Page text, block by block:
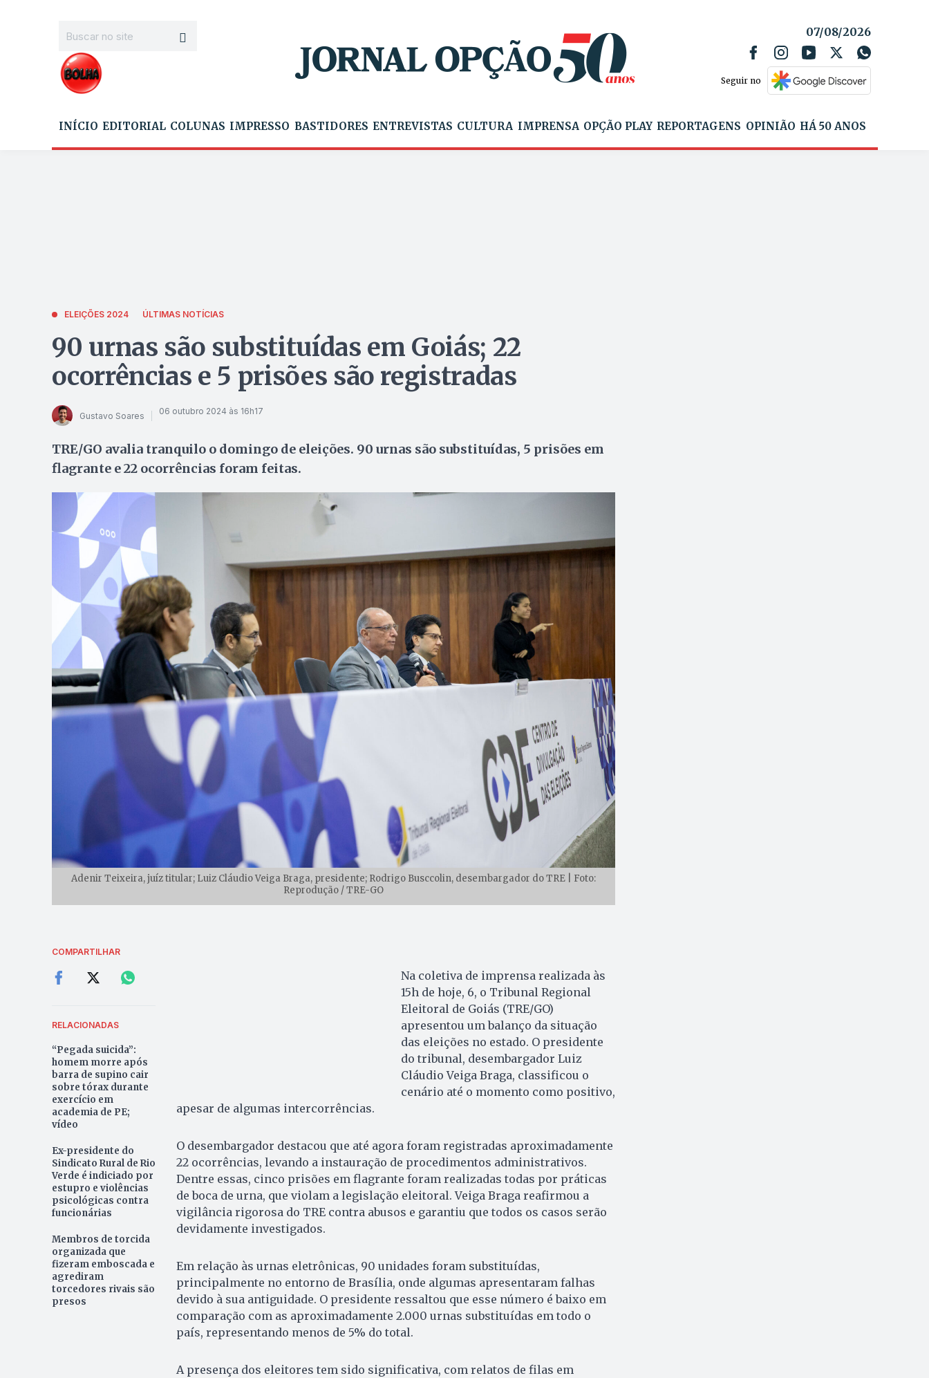
07/08/2026
Seguir no
INÍCIO EDITORIAL COLUNAS IMPRESSO BASTIDORES ENTREVISTAS CULTURA IMPRENSA OPÇÃO PLAY REPORTAGENS OPINIÃO HÁ 50 ANOS
ELEIÇÕES 2024 ÚLTIMAS NOTÍCIAS
90 urnas são substituídas em Goiás; 22
ocorrências e 5 prisões são registradas
Gustavo Soares 06 outubro 2024 às 16h17
TRE/GO avalia tranquilo o domingo de eleições. 90 urnas são substituídas, 5 prisões em
flagrante e 22 ocorrências foram feitas.
Adenir Teixeira, juíz titular; Luiz Cláudio Veiga Braga, presidente; Rodrigo Busccolin, desembargador do TRE | Foto:
Reprodução / TRE-GO
COMPARTILHAR
RELACIONADAS
“Pegada suicida”:
homem morre após
barra de supino cair
sobre tórax durante
exercício em
academia de PE;
vídeo
Ex-presidente do
Sindicato Rural de Rio
Verde é indiciado por
estupro e violências
psicológicas contra
funcionárias
Membros de torcida
organizada que
fizeram emboscada e
agrediram
torcedores rivais são
presos
Na coletiva de imprensa realizada às
15h de hoje, 6, o Tribunal Regional
Eleitoral de Goiás (TRE/GO)
apresentou um balanço da situação
das eleições no estado. O presidente
do tribunal, desembargador Luiz
Cláudio Veiga Braga, classificou o
cenário até o momento como positivo,
apesar de algumas intercorrências.
O desembargador destacou que até agora foram registradas aproximadamente
22 ocorrências, levando a instauração de procedimentos administrativos.
Dentre essas, cinco prisões em flagrante foram realizadas todas por práticas
de boca de urna, que violam a legislação eleitoral. Veiga Braga reafirmou a
vigilância rigorosa do TRE contra abusos e garantiu que todos os casos serão
devidamente investigados.
Em relação às urnas eletrônicas, 90 unidades foram substituídas,
principalmente no entorno de Brasília, onde algumas apresentaram falhas
devido à sua antiguidade. O presidente ressaltou que esse número é baixo em
comparação com as aproximadamente 2.000 urnas substituídas em todo o
país, representando menos de 5% do total.
A presença dos eleitores tem sido significativa, com relatos de filas em